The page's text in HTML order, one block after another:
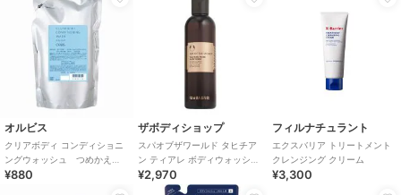
オルビス
クリアボディ コンディショニ
ングウォッシュ つめかえ
用 260mL
¥880
ザボディショップ
スパオブザワールド タヒチア
ン ティアレ ボディウォッシュ
250mL
¥2,970
フィルナチュラント
エクスバリア トリートメント
クレンジング クリーム
¥3,300